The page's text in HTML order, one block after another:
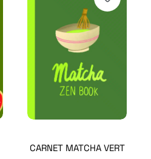
CARNET MATCHA VERT